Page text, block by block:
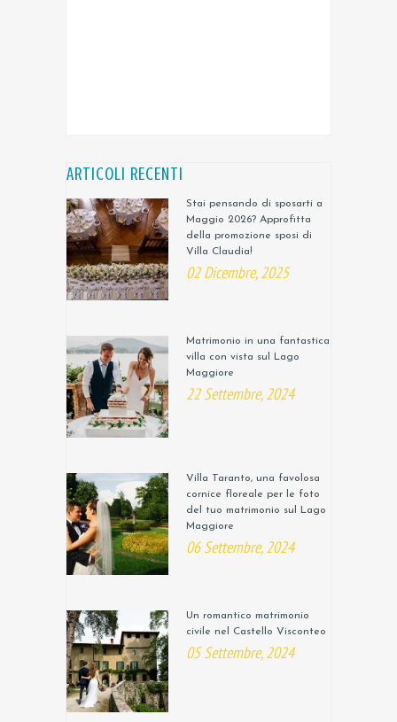
ARTICOLI RECENTI
Stai pensando di sposarti a
Maggio 2026? Approfitta
della promozione sposi di
Villa Claudia!
02 Dicembre, 2025
Matrimonio in una fantastica
villa con vista sul Lago
Maggiore
22 Settembre, 2024
Villa Taranto, una favolosa
cornice floreale per le foto
del tuo matrimonio sul Lago
Maggiore
06 Settembre, 2024
Un romantico matrimonio
civile nel Castello Visconteo
05 Settembre, 2024